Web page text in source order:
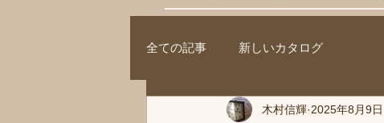
全ての記事 新しいカタログ
木村信輝 2025年8月9日